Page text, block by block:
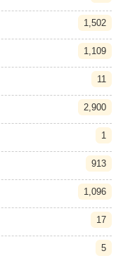
1,502
1,109
11
2,900
1
913
1,096
17
5